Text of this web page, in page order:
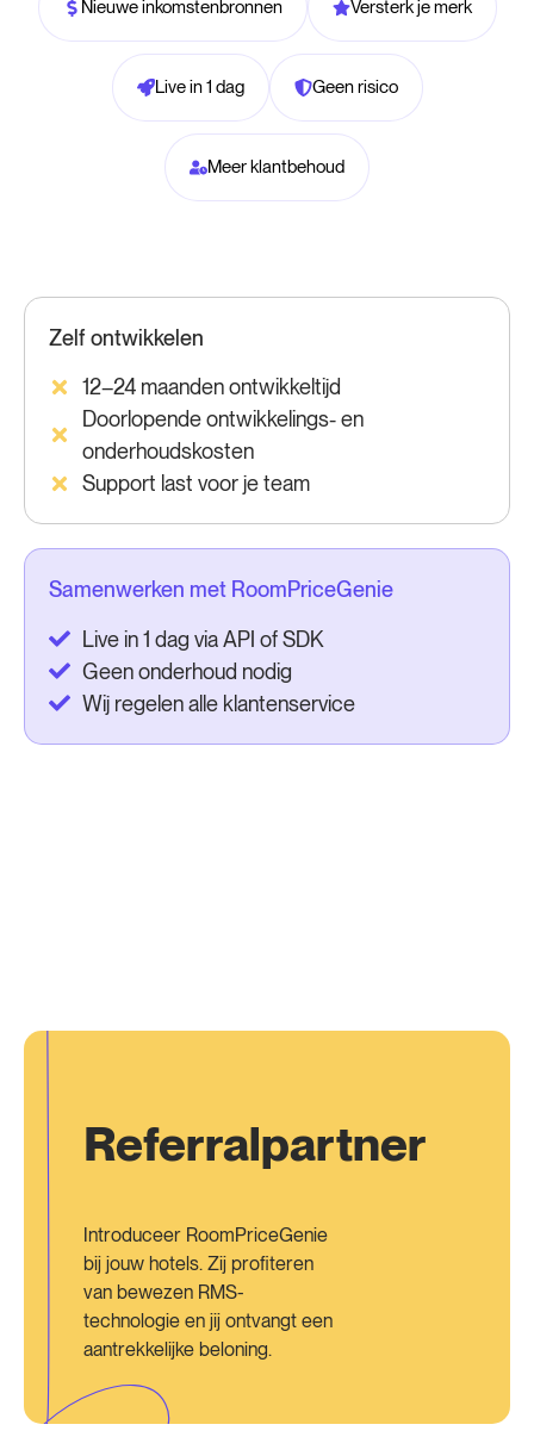
Nieuwe inkomstenbronnen Versterk je merk
Live in 1 dag Geen risico
Meer klantbehoud
Zelf ontwikkelen
12–24 maanden ontwikkeltijd
Doorlopende ontwikkelings- en
onderhoudskosten
Support last voor je team
Samenwerken met RoomPriceGenie
Live in 1 dag via API of SDK
Geen onderhoud nodig
Wij regelen alle klantenservice
Referralpartner
Introduceer RoomPriceGenie
bij jouw hotels. Zij profiteren
van bewezen RMS-
technologie en jij ontvangt een
aantrekkelijke beloning.